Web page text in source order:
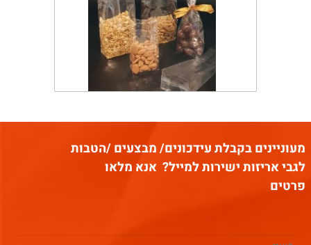
מעוניינים בקבלת עידכונים/ מבצעים /הטבות
לגבי אריזות ישירות למייל? אנא מלאו
פרטים